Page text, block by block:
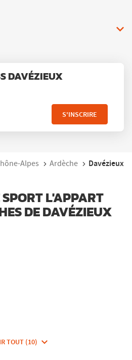
DAVÉZIEUX
S'INSCRIRE
Alpes Ardèche Davézieux
SPORT L'APPART
DE DAVÉZIEUX
TOUT (10)